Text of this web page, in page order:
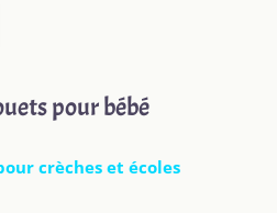
pour bébé
crèches et écoles